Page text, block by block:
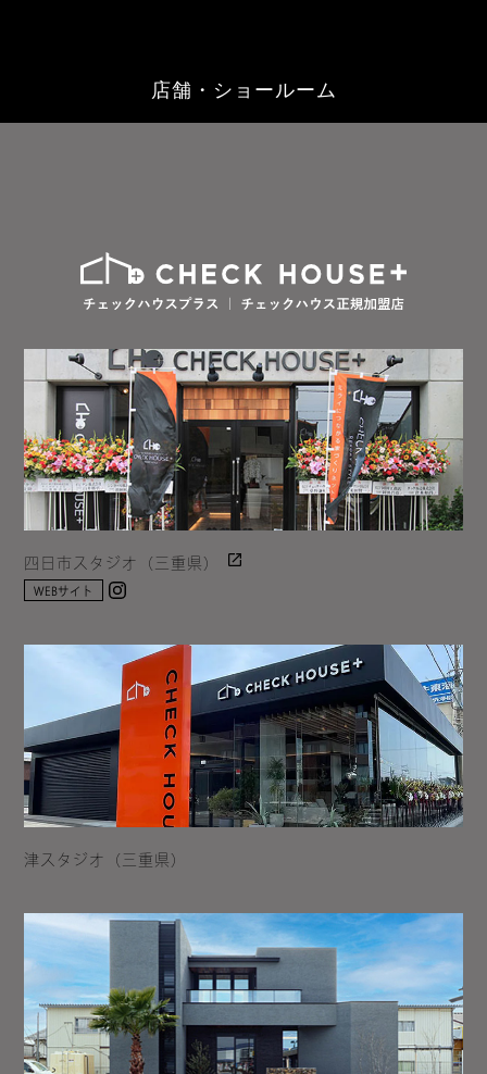
店舗・ショールーム
四日市スタジオ（三重県）
WEBサイト
津スタジオ（三重県）